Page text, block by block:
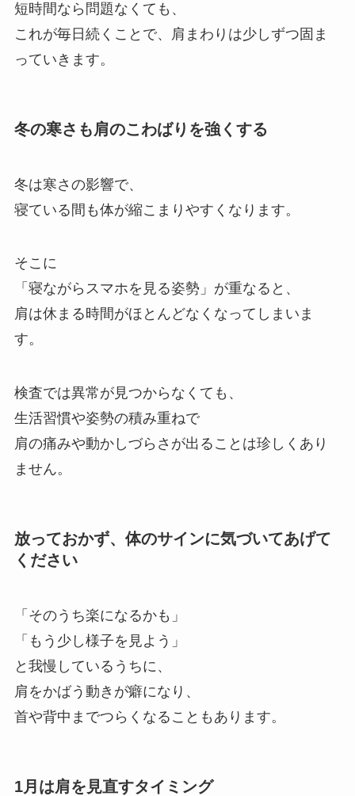
短時間なら問題なくても、
これが毎日続くことで、肩まわりは少しずつ固ま
っていきます。
冬の寒さも肩のこわばりを強くする
冬は寒さの影響で、
寝ている間も体が縮こまりやすくなります。
そこに
「寝ながらスマホを見る姿勢」が重なると、
肩は休まる時間がほとんどなくなってしまいま
す。
検査では異常が見つからなくても、
生活習慣や姿勢の積み重ねで
肩の痛みや動かしづらさが出ることは珍しくあり
ません。
放っておかず、体のサインに気づいてあげて
ください
「そのうち楽になるかも」
「もう少し様子を見よう」
と我慢しているうちに、
肩をかばう動きが癖になり、
首や背中までつらくなることもあります。
1月は肩を見直すタイミング